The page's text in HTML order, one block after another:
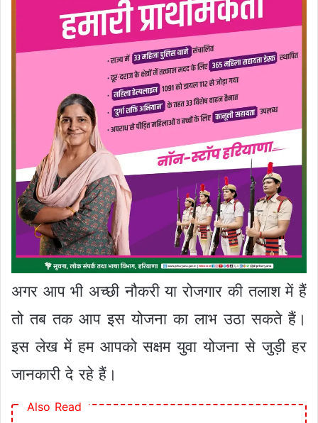
अगर आप भी अच्छी नौकरी या रोजगार की तलाश में हैं
तो तब तक आप इस योजना का लाभ उठा सकते हैं।
इस लेख में हम आपको सक्षम युवा योजना से जुड़ी हर
जानकारी दे रहे हैं।
Also Read